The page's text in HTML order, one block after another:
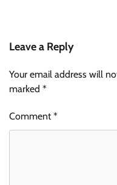
Leave a Reply
Your email address will
marked *
Comment*